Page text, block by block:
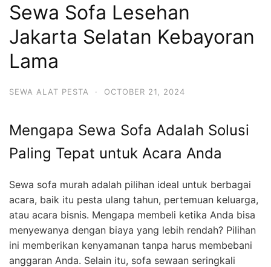
Sewa Sofa Lesehan
Jakarta Selatan Kebayoran
Lama
SEWA ALAT PESTA · OCTOBER 21, 2024
Mengapa Sewa Sofa Adalah Solusi
Paling Tepat untuk Acara Anda
Sewa sofa murah adalah pilihan ideal untuk berbagai
acara, baik itu pesta ulang tahun, pertemuan keluarga,
atau acara bisnis. Mengapa membeli ketika Anda bisa
menyewanya dengan biaya yang lebih rendah? Pilihan
ini memberikan kenyamanan tanpa harus membebani
anggaran Anda. Selain itu, sofa sewaan seringkali